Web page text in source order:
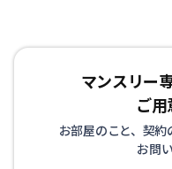
マンスリー
ご
お部屋のこと、契
お問